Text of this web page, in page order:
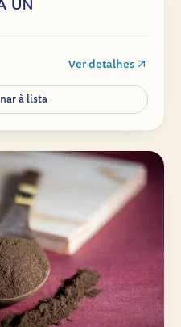
UN
Ver detalhes
à lista